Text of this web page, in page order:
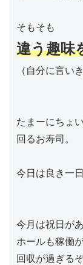
違う趣味
（自分に言い
たまーにちょい
回るお寿司。
今日は良き一
今月は祝日が
ホールも稼働
回収が過ぎる